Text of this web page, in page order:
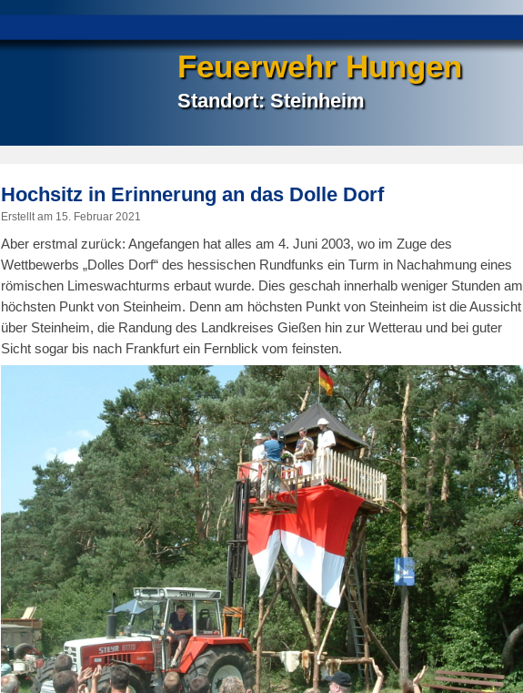
Feuerwehr Hungen
Standort: Steinheim
Hochsitz in Erinnerung an das Dolle Dorf
Erstellt am 15. Februar 2021
Aber erstmal zurück: Angefangen hat alles am 4. Juni 2003, wo im Zuge des
Wettbewerbs „Dolles Dorf“ des hessischen Rundfunks ein Turm in Nachahmung eines
römischen Limeswachturms erbaut wurde. Dies geschah innerhalb weniger Stunden am
höchsten Punkt von Steinheim. Denn am höchsten Punkt von Steinheim ist die Aussicht
über Steinheim, die Randung des Landkreises Gießen hin zur Wetterau und bei guter
Sicht sogar bis nach Frankfurt ein Fernblick vom feinsten.